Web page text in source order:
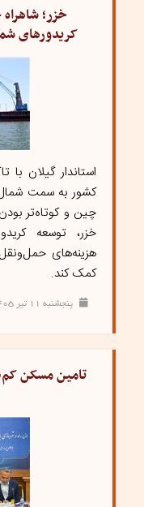
خزر؛
کریدورهای
استاندار گیلان
کشور به سمت شمال
چین و کوتاه‌تر
خزر، توسعه
هزینه‌های
کمک کند.
پنجشنبه ۱۱ تیر ۱۴۰۵ - ۱۱:۴۸:۲۳
تامین مسکن